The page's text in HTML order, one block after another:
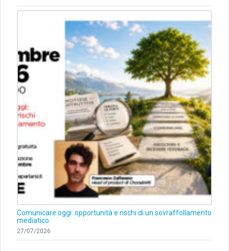
Comunicare oggi: opportunità e rischi di un sovraffollamento
mediatico
27/07/2026